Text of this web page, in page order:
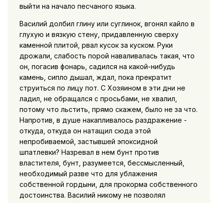
выйти на начало песчаного языка.
Василий долбил глину или суглинок, вгонял кайло в
глухую и вязкую стену, придавленную сверху
каменной плитой, рвал кусок за куском. Руки
дрожали, слабость порой наваливалась такая, что
он, погасив фонарь, садился на какой-нибудь
камень, сипло дышал, ждал, пока прекратит
струиться по лицу пот. С Хозяином в эти дни не
ладил, не обращался с просьбами, не хвалил,
потому что льстить, прямо скажем, было не за что.
Напротив, в душе накапливалось раздражение -
откуда, откуда он натащил сюда этой
непробиваемой, застывшей эпоксидной
шпатлевки? Назревал в нем бунт против
властителя, бунт, разумеется, бессмысленный,
необходимый разве что для ублажения
собственной гордыни, для прокорма собственного
достоинства. Василий никому не позволял